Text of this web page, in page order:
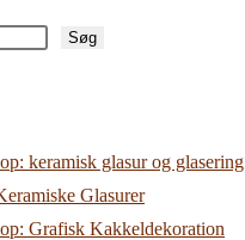
Søg
keramisk glasur og glasering
Glasurer
Grafisk Kakkeldekoration